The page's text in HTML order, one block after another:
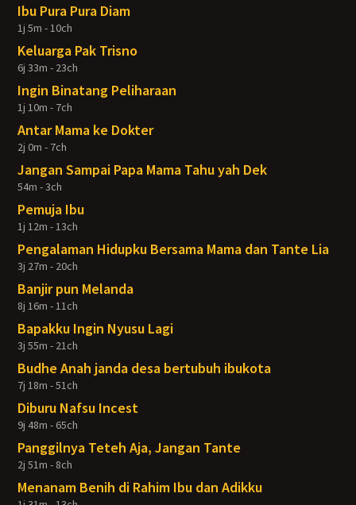
Ibu Pura Pura Diam
1j 5m - 10ch
Keluarga Pak Trisno
6j 33m - 23ch
Ingin Binatang Peliharaan
1j 10m - 7ch
Antar Mama ke Dokter
2j 0m - 7ch
Jangan Sampai Papa Mama Tahu yah Dek
54m - 3ch
Pemuja Ibu
1j 12m - 13ch
Pengalaman Hidupku Bersama Mama dan Tante Lia
3j 27m - 20ch
Banjir pun Melanda
8j 16m - 11ch
Bapakku Ingin Nyusu Lagi
3j 55m - 21ch
Budhe Anah janda desa bertubuh ibukota
7j 18m - 51ch
Diburu Nafsu Incest
9j 48m - 65ch
Panggilnya Teteh Aja, Jangan Tante
2j 51m - 8ch
Menanam Benih di Rahim Ibu dan Adikku